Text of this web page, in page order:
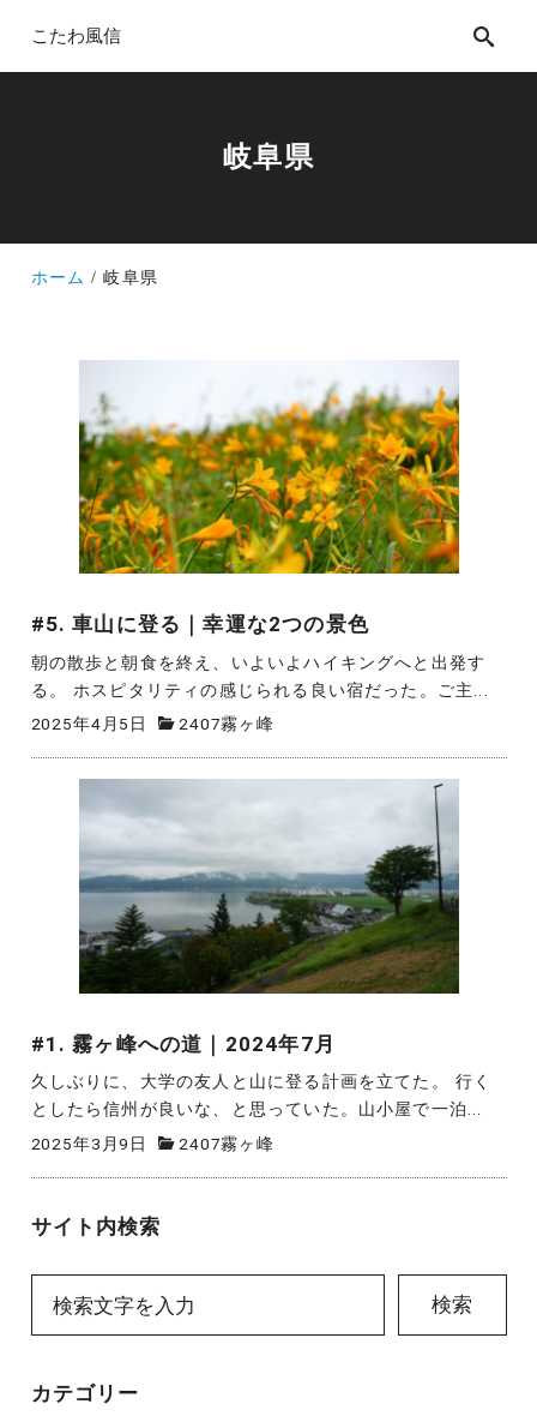
こたわ風信
岐阜県
ホーム 岐阜県
#5. 車山に登る｜幸運な2つの景色
朝の散歩と朝食を終え、いよいよハイキングへと出発す
る。 ホスピタリティの感じられる良い宿だった。ご主...
2025年4月5日 2407霧ヶ峰
#1. 霧ヶ峰への道｜2024年7月
久しぶりに、大学の友人と山に登る計画を立てた。 行く
としたら信州が良いな、と思っていた。山小屋で一泊...
2025年3月9日 2407霧ヶ峰
サイト内検索
検索
カテゴリー